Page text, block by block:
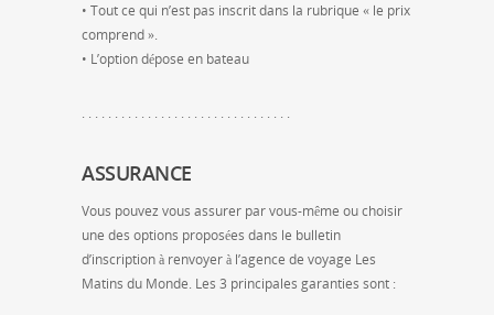
• Tout ce qui n’est pas inscrit dans la rubrique « le prix
comprend ».
• L’option dépose en bateau
. . . . . . . . . . . . . . . . . . . . . . . . . . . . . . . .
ASSURANCE
Vous pouvez vous assurer par vous-même ou choisir
une des options proposées dans le bulletin
d’inscription à renvoyer à l’agence de voyage Les
Matins du Monde. Les 3 principales garanties sont :